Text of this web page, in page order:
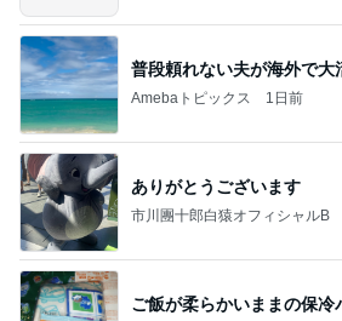
普段頼れない夫が海外で大
Amebaトピックス 1日前
ありがとうございます
市川團十郎白猿オフィシャルB
ご飯が柔らかいままの保冷